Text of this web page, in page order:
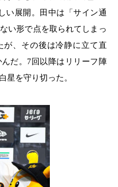
い展開。田中は「サイン通
い形で点を取られてしまっ
が、その後は冷静に立て直
だ。7回以降はリリーフ陣
星を守り切った。